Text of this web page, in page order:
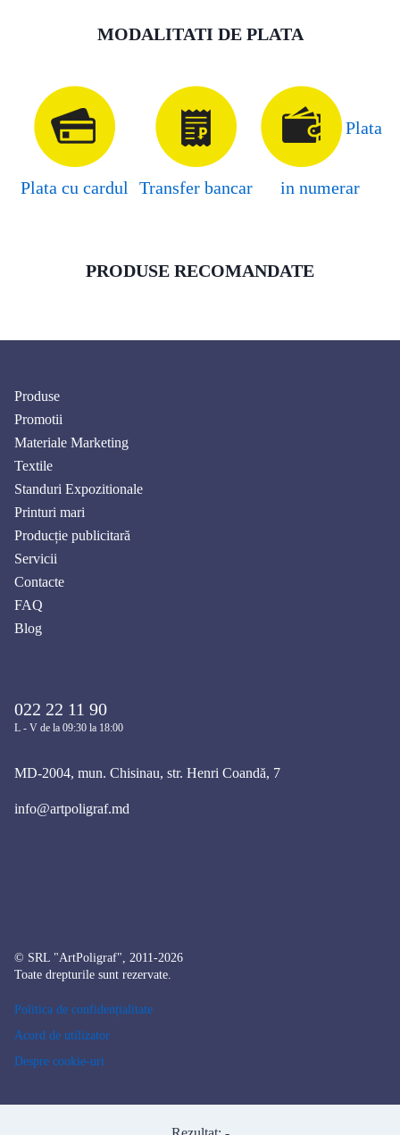
MODALITATI DE PLATA
Plata cu cardul Transfer bancar
Plata
in numerar
PRODUSE RECOMANDATE
Produse
Promotii
Materiale Marketing
Textile
Standuri Expozitionale
Printuri mari
Producție publicitară
Servicii
Contacte
FAQ
Blog
022 22 11 90
L - V de la 09:30 la 18:00
MD-2004, mun. Chisinau, str. Henri Coandă, 7
info@artpoligraf.md
© SRL "ArtPoligraf", 2011-2026
Toate drepturile sunt rezervate.
Politica de confidențialitate
Acord de utilizator
Despre cookie-uri